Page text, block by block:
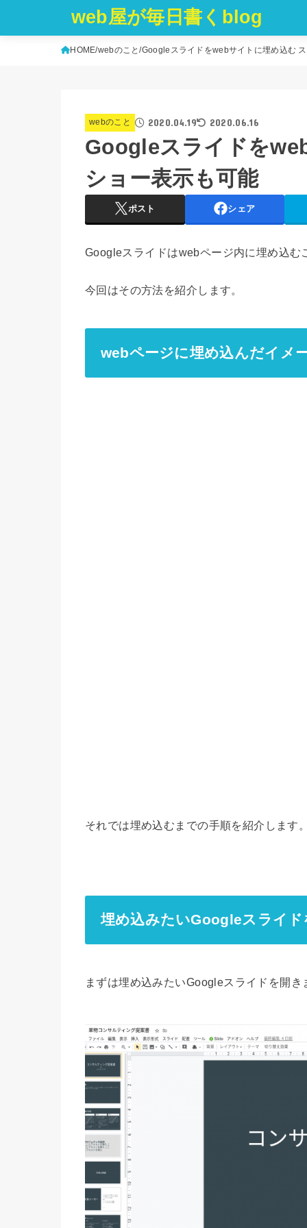
web屋が毎日書くblog
HOME webのこと Googleスライドをwebサイトに埋め込む
webのこと 2020.04.19 2020.06.16
Googleスライドを
ショー表示も可能
ポスト シェア
Googleスライドはwebページ内に埋め込む
今回はその方法を紹介します。
webページに埋め込んだイメ
それでは埋め込むまでの手順を紹介します
埋め込みたいGoogleスライド
まずは埋め込みたいGoogleスライドを開き